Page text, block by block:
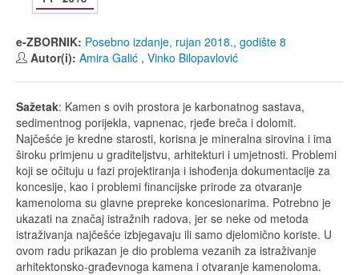
e-ZBORNIK: Posebno izdanje, rujan 2018., godište 8
Autor(i): Amira Galić , Vinko Bilopavlović
Sažetak: Kamen s ovih prostora je karbonatnog sastava,
sedimentnog porijekla, vapnenac, rjeđe breča i dolomit.
Najčešće je kredne starosti, korisna je mineralna sirovina i ima
široku primjenu u graditeljstvu, arhitekturi i umjetnosti. Problemi
koji se očituju u fazi projektiranja i ishođenja dokumentacije za
koncesije, kao i problemi financijske prirode za otvaranje
kamenoloma su glavne prepreke koncesionarima. Potrebno je
ukazati na značaj istražnih radova, jer se neke od metoda
istraživanja najčešće izbjegavaju ili samo djelomično koriste. U
ovom radu prikazan je dio problema vezanih za istraživanje
arhitektonsko-građevnoga kamena i otvaranje kamenoloma.